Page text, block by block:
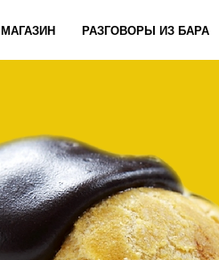
МАГАЗИН РАЗГОВОРЫ ИЗ БАРА